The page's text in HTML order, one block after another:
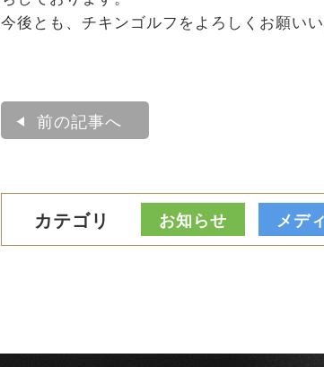
今後とも、チキンゴルフをよろしくお願いい
前の記事へ
カテゴリ お知らせ メデ